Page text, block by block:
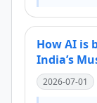
How AI is
India’s
2026-07-01